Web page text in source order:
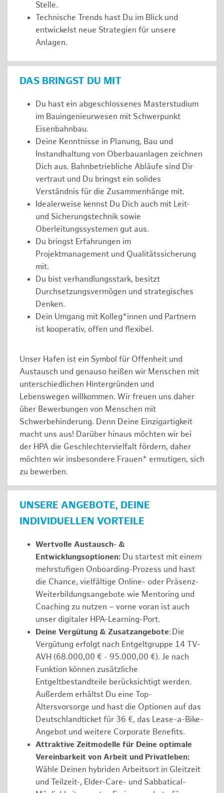
Stelle.
Technische Trends hast Du im Blick und
entwickelst neue Strategien für unsere
Anlagen.
DAS BRINGST DU MIT
Du hast ein abgeschlossenes Masterstudium
im Bauingenieurwesen mit Schwerpunkt
Eisenbahnbau.
Deine Kenntnisse in Planung, Bau und
Instandhaltung von Oberbauanlagen zeichnen
Dich aus. Bahnbetriebliche Abläufe sind Dir
vertraut und Du bringst ein solides
Verständnis für die Zusammenhänge mit.
Idealerweise kennst Du Dich auch mit Leit-
und Sicherungstechnik sowie
Oberleitungssystemen gut aus.
Du bringst Erfahrungen im
Projektmanagement und Qualitätssicherung
mit.
Du bist verhandlungsstark, besitzt
Durchsetzungsvermögen und strategisches
Denken.
Dein Umgang mit Kolleg*innen und Partnern
ist kooperativ, offen und flexibel.
Unser Hafen ist ein Symbol für Offenheit und
Austausch und genauso heißen wir Menschen mit
unterschiedlichen Hintergründen und
Lebenswegen willkommen. Wir freuen uns daher
über Bewerbungen von Menschen mit
Schwerbehinderung. Denn Deine Einzigartigkeit
macht uns aus! Darüber hinaus möchten wir bei
der HPA die Geschlechtervielfalt fördern, daher
möchten wir insbesondere Frauen* ermutigen, sich
zu bewerben.
UNSERE ANGEBOTE, DEINE
INDIVIDUELLEN VORTEILE
Wertvolle Austausch- &
Entwicklungsoptionen: Du startest mit einem
mehrstufigen Onboarding-Prozess und hast
die Chance, vielfältige Online- oder Präsenz-
Weiterbildungsangebote wie Mentoring und
Coaching zu nutzen – vorne voran ist auch
unser digitaler HPA-Learning-Port.
Deine Vergütung & Zusatzangebote: Die
Vergütung erfolgt nach Entgeltgruppe 14 TV-
AVH (68.000,00 € - 95.000,00 €). Je nach
Funktion können zusätzliche
Entgeltbestandteile berücksichtigt werden.
Außerdem erhältst Du eine Top-
Altersvorsorge und hast die Optionen auf das
Deutschlandticket für 36 €, das Lease-a-Bike-
Angebot und weitere Corporate Benefits.
Attraktive Zeitmodelle für Deine optimale
Vereinbarkeit von Arbeit und Privatleben:
Wähle Deinen hybriden Arbeitsort in Gleitzeit
und Teilzeit-, Elder-Care- und Sabbatical-